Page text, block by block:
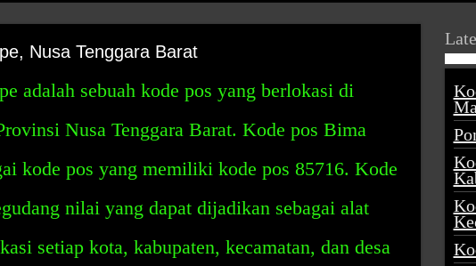
Nusa Tenggara Barat
adalah sebuah kode pos yang berlokasi di
Nusa Tenggara Barat. Kode pos Bima
kode pos yang memiliki kode pos 85716. Kode
nilai yang dapat dijadikan sebagai alat
setiap kota, kabupaten, kecamatan, dan desa